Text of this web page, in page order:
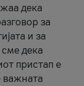
дека
за
и за
дека
пристап е
важната